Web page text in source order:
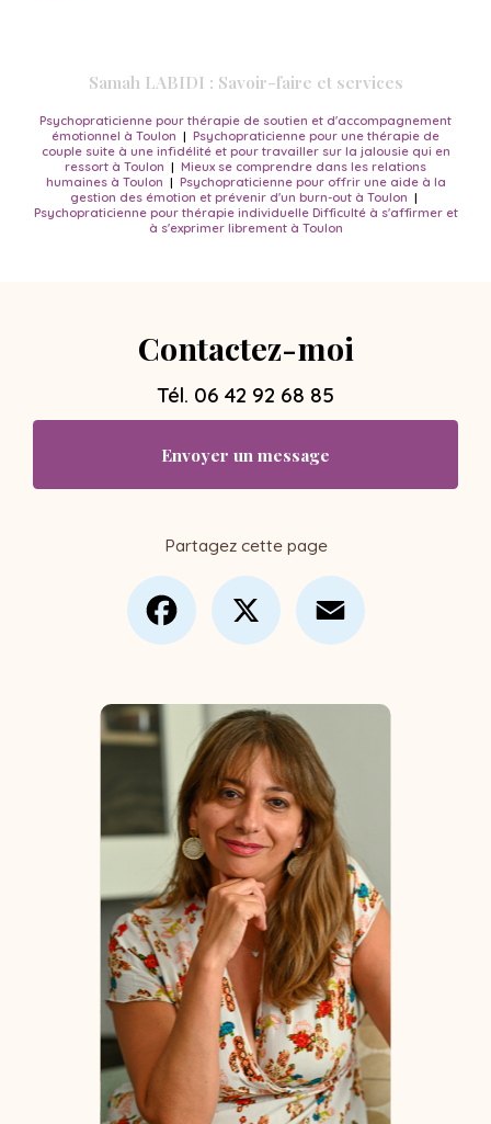
Samah LABIDI : Savoir-faire et services
Psychopraticienne pour thérapie de soutien et d'accompagnement
émotionnel à Toulon | Psychopraticienne pour une thérapie de
couple suite à une infidélité et pour travailler sur la jalousie qui en
ressort à Toulon | Mieux se comprendre dans les relations
humaines à Toulon | Psychopraticienne pour offrir une aide à la
gestion des émotion et prévenir d'un burn-out à Toulon |
Psychopraticienne pour thérapie individuelle Difficulté à s'affirmer et
à s'exprimer librement à Toulon
Contactez-moi
Tél. 06 42 92 68 85
Envoyer un message
Partagez cette page
Facebook